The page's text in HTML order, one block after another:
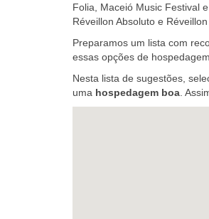
Folia, Maceió Music Festival
Réveillon Absoluto e Réveillon
Preparamos um lista com
essas opções de
Nesta lista de sugestões,
uma hospedagem boa .